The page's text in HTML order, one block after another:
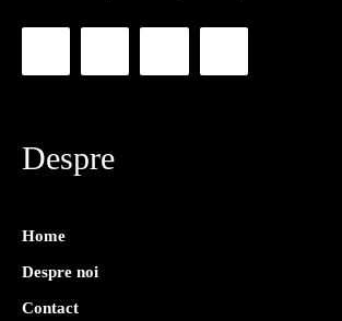
Despre
Home
Despre noi
Contact